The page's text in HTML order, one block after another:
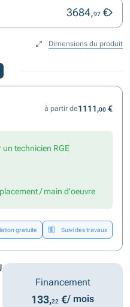
3684,97 €
Dimensions du produit
à partir de1111,00 €
un technicien RGE
/ main d'oeuvre
gratuite Suivi des travaux
Financement
133,22 €/ mois